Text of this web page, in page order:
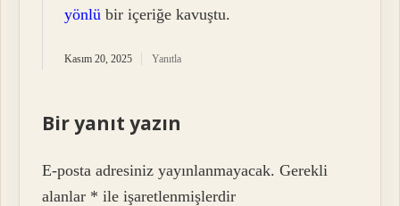
yönlü bir içeriğe kavuştu.
Kasım 20, 2025 Yanıtla
Bir yanıt yazın
E-posta adresiniz yayınlanmayacak. Gerekli
alanlar * ile işaretlenmişlerdir